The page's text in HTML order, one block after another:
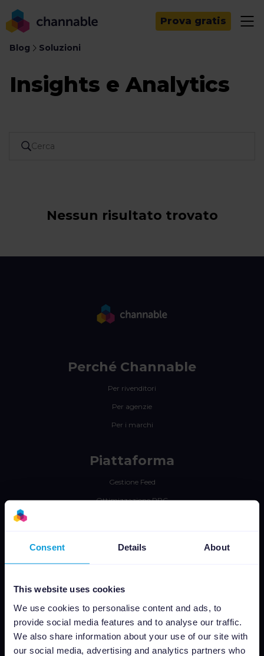
Consent Details About
This website uses cookies
We use cookies to personalise content and ads, to
provide social media features and to analyse our traffic.
We also share information about your use of our site with
our social media, advertising and analytics partners who
Prova gratis
Blog Soluzioni
Insights e Analytics
Nessun risultato trovato
Perché Channable
Per rivenditori
Per agenzie
Per i marchi
Piattaforma
Gestione Feed
Ottimizzazione PPC
Editor di immagini dinamiche
Risorse